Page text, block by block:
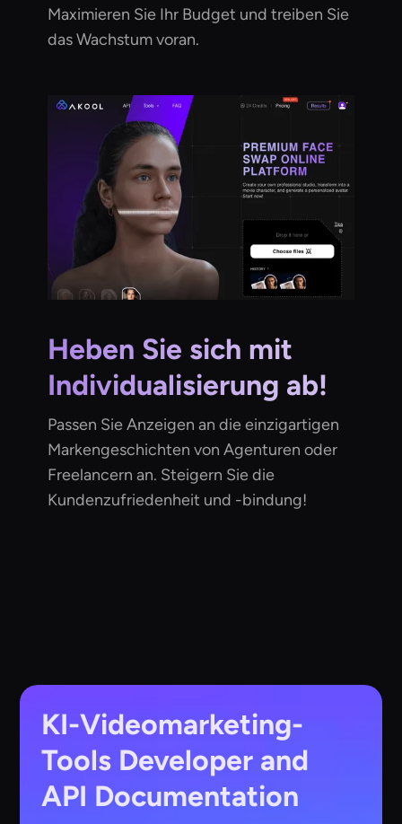
Maximieren Sie Ihr Budget und treiben Sie
das Wachstum voran.
Heben Sie sich mit
Individualisierung ab!
Passen Sie Anzeigen an die einzigartigen
Markengeschichten von Agenturen oder
Freelancern an. Steigern Sie die
Kundenzufriedenheit und -bindung!
KI-Videomarketing-
Tools Developer and
API Documentation